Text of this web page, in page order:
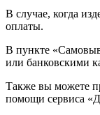
В случае, когда
оплаты.
В пункте
или банковскими
Также вы можете
помощи сервиса